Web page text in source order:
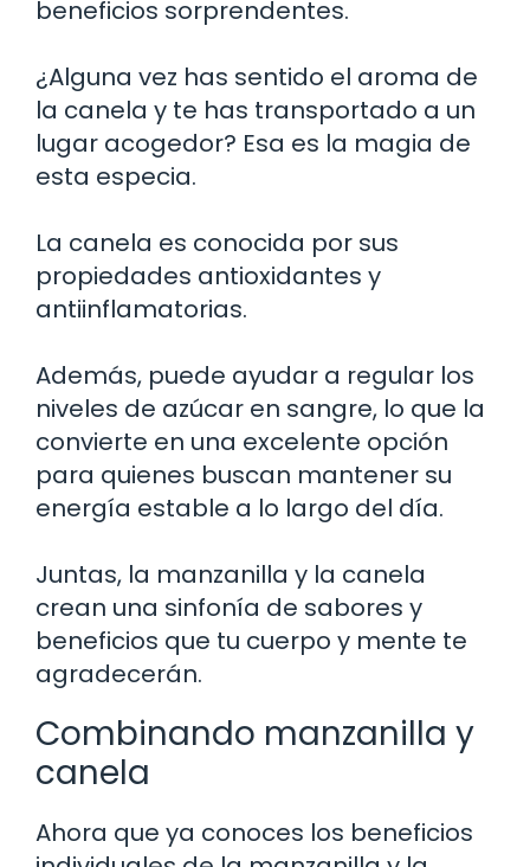
beneficios sorprendentes.
¿Alguna vez has sentido el aroma de
la canela y te has transportado a un
lugar acogedor? Esa es la magia de
esta especia.
La canela es conocida por sus
propiedades antioxidantes y
antiinflamatorias.
Además, puede ayudar a regular los
niveles de azúcar en sangre, lo que la
convierte en una excelente opción
para quienes buscan mantener su
energía estable a lo largo del día.
Juntas, la manzanilla y la canela
crean una sinfonía de sabores y
beneficios que tu cuerpo y mente te
agradecerán.
Combinando manzanilla y
canela
Ahora que ya conoces los beneficios